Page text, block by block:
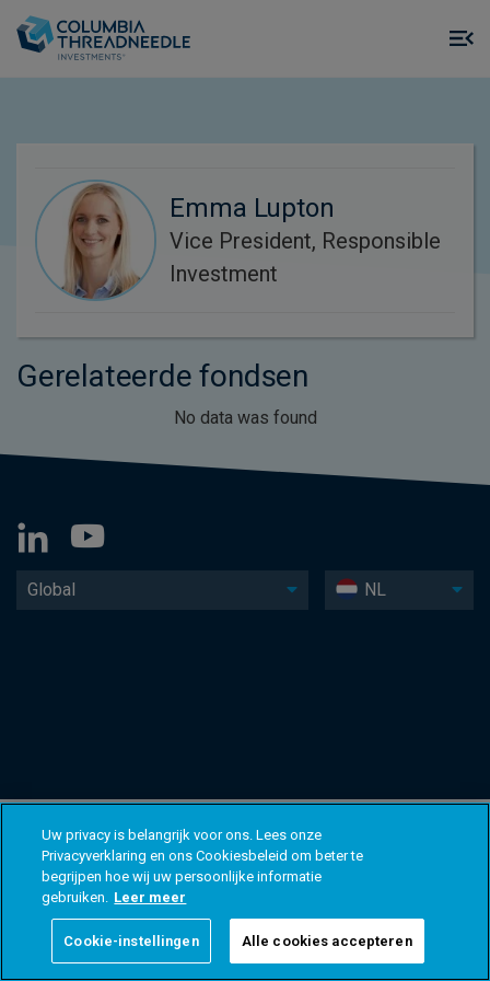
Emma Lupton
Vice President, Responsible
Investment
Gerelateerde fondsen
No data was found
Global NL
Uw privacy is belangrijk voor ons. Lees onze
Privacyverklaring en ons Cookiesbeleid om beter te
begrijpen hoe wij uw persoonlijke informatie
gebruiken. Leer meer
Cookie-instellingen Alle cookies accepteren